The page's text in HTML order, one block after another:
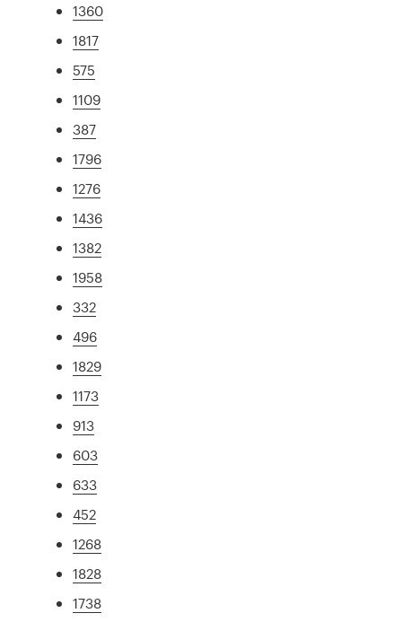
1360
1817
575
1109
387
1796
1276
1436
1382
1958
332
496
1829
1173
913
603
633
452
1268
1828
1738